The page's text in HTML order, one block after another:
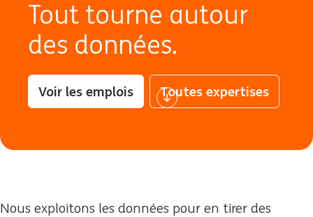
Tout tourne autour
des données.
Voir les emplois Toutes expertises
Nous exploitons les données pour en tirer des